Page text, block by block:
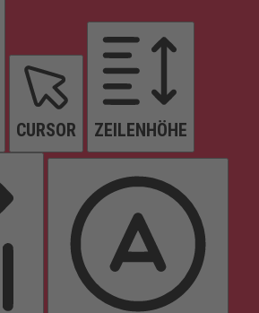
CURSOR ZEILENHÖHE